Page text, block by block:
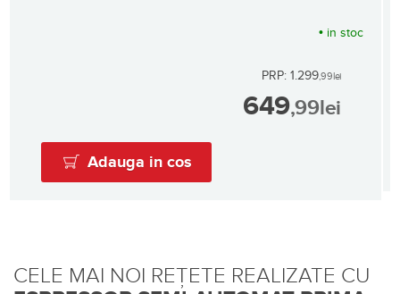
• in stoc
PRP: 1.299,99lei
649,99lei
Adauga in cos
CELE MAI NOI REȚETE REALIZATE CU